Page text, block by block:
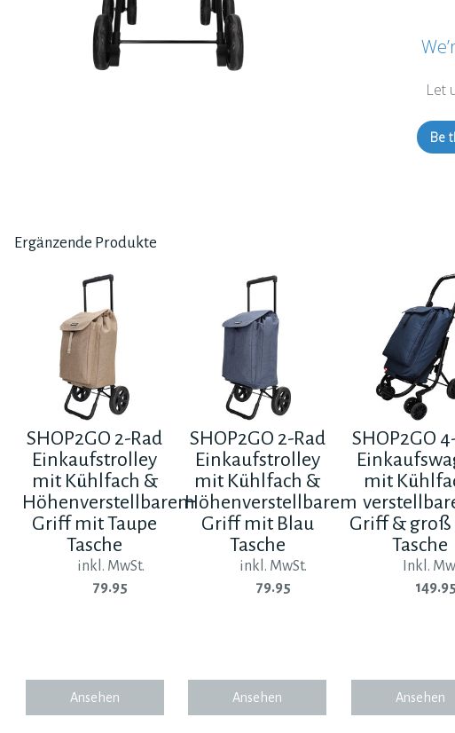
Let
Be
Ergänzende Produkte
SHOP2GO 2-Rad
Einkaufstrolley
mit Kühlfach &
Höhenverstellbarem
Griff mit Taupe
Tasche
inkl. MwSt.
79.95
Ansehen
SHOP2GO 2-Rad
Einkaufstrolley
mit Kühlfach &
Höhenverstellbarem
Griff mit Blau
Tasche
inkl. MwSt.
79.95
Ansehen
SHOP2GO
mit
Griff & groß
Tasche
Inkl.
149.95
Ansehen